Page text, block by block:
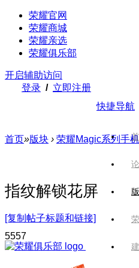
荣耀官网
荣耀商城
荣耀亲选
荣耀俱乐部
开启辅助访问
登录 / 立即注册
快捷导航
首页»版块 › 荣耀Magic系列手机
指纹解锁花屏
[复制帖子标题和链接]
5557